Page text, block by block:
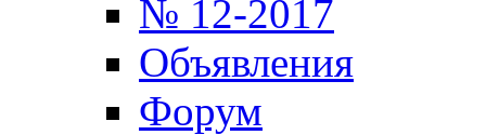
№ 12-2017
Объявления
Форум